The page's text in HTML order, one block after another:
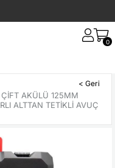
0
AKÜLÜ 125MM
ALTTAN TETIKLI AVUÇ